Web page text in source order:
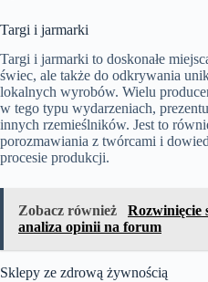
Targi i jarmarki
Targi i jarmarki to doskonałe
świec, ale także do odkrywania
lokalnych wyrobów. Wielu
w tego typu wydarzeniach,
innych rzemieślników. Jest to
porozmawiania z twórcami i
procesie produkcji.
Zobacz również
Rozwinięcie
analiza opinii na forum
Sklepy ze zdrową żywnością